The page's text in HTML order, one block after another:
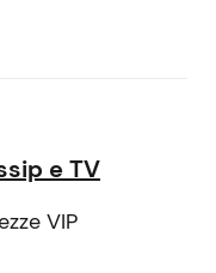
e TV
VIP